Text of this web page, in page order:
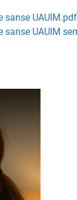
sanse UAUIM.pdf
UAUIM